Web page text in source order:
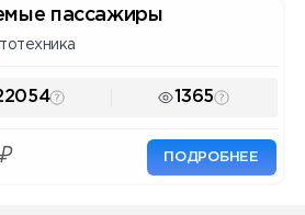
пассажиры
1365
₽ ПОДРОБНЕЕ